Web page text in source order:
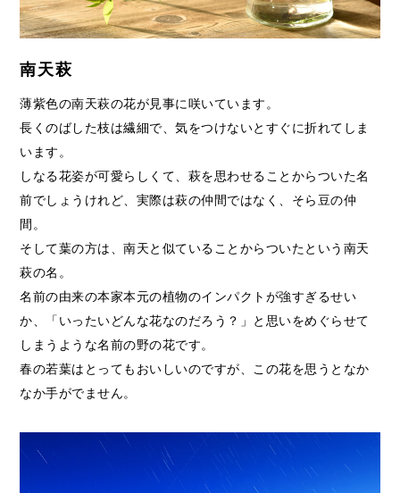
南天萩
薄紫色の南天萩の花が見事に咲いています。
長くのばした枝は繊細で、気をつけないとすぐに折れてしま
います。
しなる花姿が可愛らしくて、萩を思わせることからついた名
前でしょうけれど、実際は萩の仲間ではなく、そら豆の仲
間。
そして葉の方は、南天と似ていることからついたという南天
萩の名。
名前の由来の本家本元の植物のインパクトが強すぎるせい
か、「いったいどんな花なのだろう？」と思いをめぐらせて
しまうような名前の野の花です。
春の若葉はとってもおいしいのですが、この花を思うとなか
なか手がでません。